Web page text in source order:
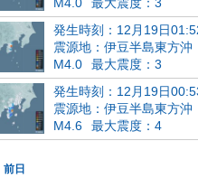
発生時刻：12月19日
震源地：伊豆半島東方沖
M4.0
最大震度：3
発生時刻：12月19日
震源地：伊豆半島東方沖
M4.6
最大震度：4
前日